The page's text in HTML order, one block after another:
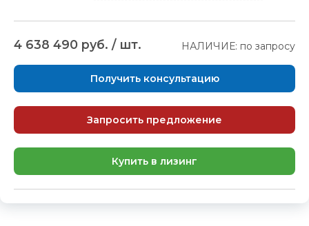
4 638 490 руб. / шт. НАЛИЧИЕ: по запросу
Получить консультацию
Запросить предложение
Купить в лизинг